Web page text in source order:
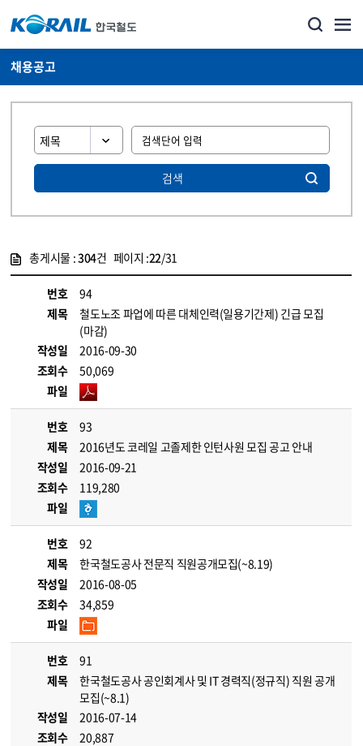
채용공고
검색
총게시물 :304건 페이지 :22/31
번호
94
제목
철도노조 파업에 따른 대체인력(일용기간제) 긴급 모집
(마감)
작성일
2016-09-30
조회수
50,069
파일
번호
93
제목
2016년도 코레일 고졸제한 인턴사원 모집 공고 안내
작성일
2016-09-21
조회수
119,280
파일
번호
92
제목
한국철도공사 전문직 직원공개모집(~8.19)
작성일
2016-08-05
조회수
34,859
파일
번호
91
제목
한국철도공사 공인회계사 및 IT 경력직(정규직) 직원 공개
모집(~8.1)
작성일
2016-07-14
조회수
20,887